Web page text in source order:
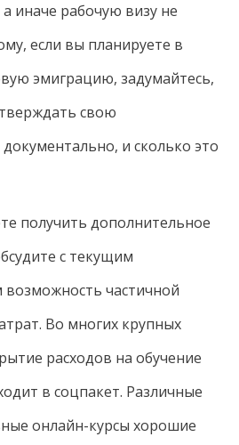
иначе рабочую визу не
если вы планируете в
эмиграцию, задумайтесь,
свою
и сколько это
получить дополнительное
с текущим
возможность частичной
Во многих крупных
расходов на обучение
в соцпакет. Различные
онлайн-курсы хорошие